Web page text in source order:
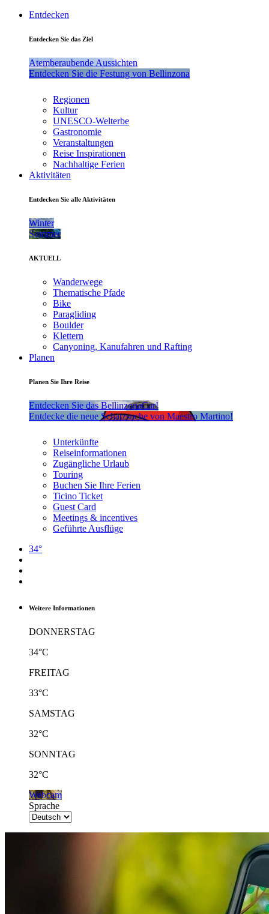
Entdecken
Entdecken Sie das Ziel
Atemberaubende Aussichten
Entdecken Sie die Festung von Bellinzona
Regionen
Kultur
UNESCO-Welterbe
Gastronomie
Veranstaltungen
Reise Inspirationen
Nachhaltige Ferien
Aktivitäten
Entdecken Sie alle Aktivitäten
Winter
Sommer
AKTUELL
Wanderwege
Thematische Pfade
Bike
Paragliding
Boulder
Klettern
Canyoning, Kanufahren und Rafting
Planen
Planen Sie Ihre Reise
Entdecken Sie das BellinzonaCar!
Entdecke die neue Schatzsuche von Maestro Martino!
Unterkünfte
Reiseinformationen
Zugängliche Urlaub
Touring
Buchen Sie Ihre Ferien
Ticino Ticket
Guest Card
Meetings & incentives
Geführte Ausflüge
34°
Weitere Informationen
DONNERSTAG
34°C
FREITAG
33°C
SAMSTAG
32°C
SONNTAG
32°C
Webcam
Sprache